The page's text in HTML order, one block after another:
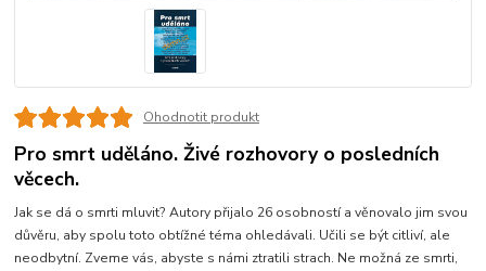
Ohodnotit produkt
Pro smrt uděláno. Živé rozhovory o posledních
věcech.
Jak se dá o smrti mluvit? Autory přijalo 26 osobností a věnovalo jim svou
důvěru, aby spolu toto obtížné téma ohledávali. Učili se být citliví, ale
neodbytní. Zveme vás, abyste s námi ztratili strach. Ne možná ze smrti,